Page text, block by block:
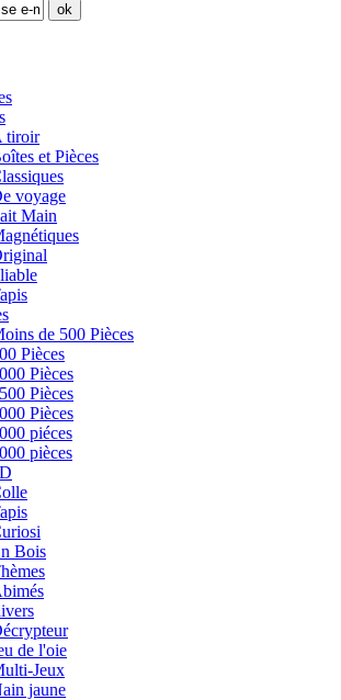
ok
tiroir
et Pièces
voyage
Main
de 500 Pièces
Pièces
Pièces
Pièces
Pièces
piéces
pièces
Bois
de l'oie
Jeux
jaune